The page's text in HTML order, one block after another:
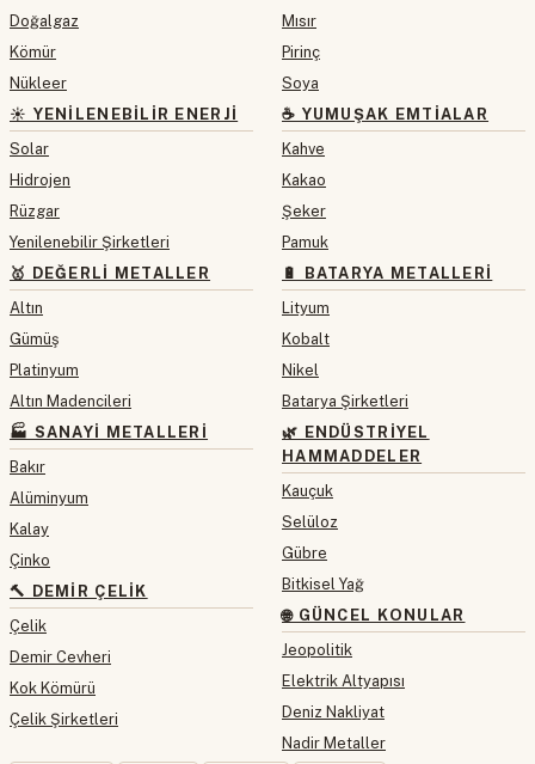
Doğalgaz
Kömür
Nükleer
☀️ YENILENEBILIR ENERJI
Solar
Hidrojen
Rüzgar
Yenilenebilir Şirketleri
🥇 DEĞERLI METALLER
Altın
Gümüş
Platinyum
Altın Madencileri
🏭 SANAYI METALLERI
Bakır
Alüminyum
Kalay
Çinko
🔨 DEMIR ÇELIK
Çelik
Demir Cevheri
Kok Kömürü
Çelik Şirketleri
Mısır
Pirinç
Soya
☕ YUMUŞAK EMTIALAR
Kahve
Kakao
Şeker
Pamuk
🔋 BATARYA METALLERI
Lityum
Kobalt
Nikel
Batarya Şirketleri
🌿 ENDÜSTRIYEL
HAMMADDELER
Kauçuk
Selüloz
Gübre
Bitkisel Yağ
🌐 GÜNCEL KONULAR
Jeopolitik
Elektrik Altyapısı
Deniz Nakliyat
Nadir Metaller